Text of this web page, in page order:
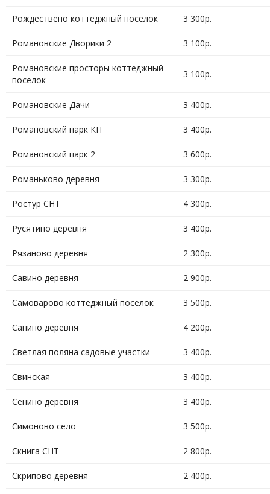
Рождествено коттеджный поселок 3 300р.
Романовские Дворики 2 3 100р.
Романовские просторы коттеджный
поселок
3 100р.
Романовские Дачи 3 400р.
Романовский парк КП 3 400р.
Романовский парк 2 3 600р.
Романьково деревня 3 300р.
Ростур СНТ 4 300р.
Русятино деревня 3 400р.
Рязаново деревня 2 300р.
Савино деревня 2 900р.
Самоварово коттеджный поселок 3 500р.
Санино деревня 4 200р.
Светлая поляна садовые участки 3 400р.
Свинская 3 400р.
Сенино деревня 3 400р.
Симоново село 3 500р.
Скнига СНТ 2 800р.
Скрипово деревня 2 400р.